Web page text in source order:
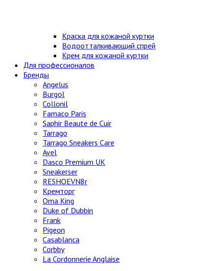
Краска для кожаной куртки
Водоотталкивающий спрей
Крем для кожаной куртки
Для профессионалов
Бренды
Angelus
Burgol
Collonil
Famaco Paris
Saphir Beaute de Cuir
Tarrago
Tarrago Sneakers Care
Avel
Dasco Premium UK
Sneakerser
RESHOEVN8r
Кремторг
Oma King
Duke of Dubbin
Frank
Pigeon
Casablanca
Corbby
La Cordonnerie Anglaise